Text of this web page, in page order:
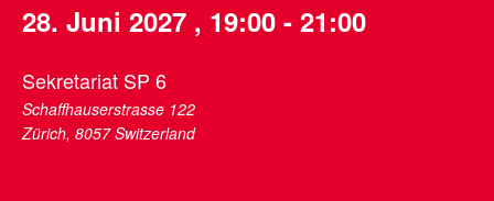
28. Juni 2027 , 19:00 - 21:00
Sekretariat SP 6
Schaffhauserstrasse 122
Zürich, 8057 Switzerland